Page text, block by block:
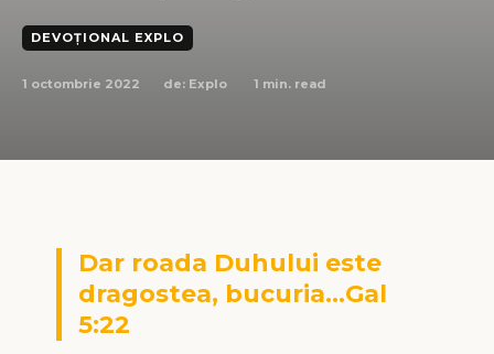
DEVOȚIONAL EXPLO
1 octombrie 2022 de: Explo 1 min. read
Dar roada Duhului este
dragostea, bucuria…Gal
5:22